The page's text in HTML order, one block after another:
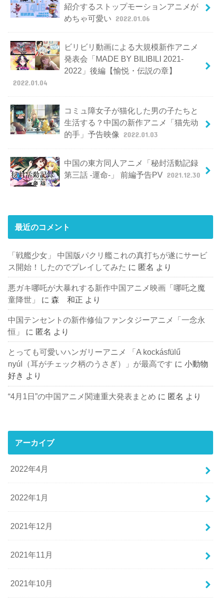
紹介するストップモーションアニメが
めちゃ可愛い 2022.01.06
ビリビリ動画による大規模新作アニメ
発表会「MADE BY BILIBILI 2021-
2022」後編【愉悦・伝説の章】
2022.01.04
コミュ障女子が猫化した男の子たちと
生活する？中国の新作アニメ「猫先动
的手」予告映像
2022.01.03
中国の東方同人アニメ「秘封活動記録
第三話 -運命-」 前編予告PV 2021.12.30
最近のコメント
「戦艦少女」 中国版パクリ艦これの真打ちが遂にサービ
ス開始！したのでプレイしてみた に 匿名 より
悪ガキ哪吒が大暴れする新作中国アニメ映画「哪吒之魔
童降世」
に森 和正 より
中国テンセントの新作修仙ファンタジーアニメ「一念永
恒」
に 匿名 より
とっても可愛いハンガリーアニメ 「A kockásfülű
nyúl（耳がチェック柄のうさぎ）」が最高です に小動物
好き より
“4月1日”の中国アニメ関連重大発表まとめ に 匿名 より
アーカイブ
2022年4月
2022年1月
2021年12月
2021年11月
2021年10月